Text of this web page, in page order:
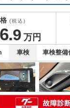
(税込)
9 万円
車検 車検整備